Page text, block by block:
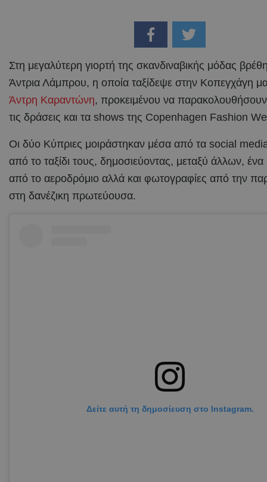
Στη μεγαλύτερη γιορτή της σκανδιναβικής μόδας
Άντρια Λάμπρου, η οποία ταξίδεψε στην Κοπεγχάγη
Άντρη Καραντώνη, προκειμένου να
τις δράσεις και τα shows της Copenhagen Fashion
Οι δύο Κύπριες μοιράστηκαν μέσα από τα social media
από το ταξίδι τους, δημοσιεύοντας, μεταξύ άλλων, ένα
από το αεροδρόμιο αλλά και φωτογραφίες από την
στη δανέζικη πρωτεύουσα.
Δείτε αυτή τη δημοσίευση στο Instagram.